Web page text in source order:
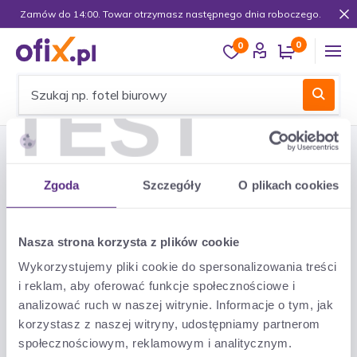
TEST
Zgoda Szczegóły O plikach cookies
Nasza strona korzysta z plików cookie
Wykorzystujemy pliki cookie do spersonalizowania treści
i reklam, aby oferować funkcje społecznościowe i
analizować ruch w naszej witrynie. Informacje o tym, jak
korzystasz z naszej witryny, udostępniamy partnerom
społecznościowym, reklamowym i analitycznym.
Zamów do 14:00. Towar otrzymasz następnego dnia roboczego.
0
Lista zakupów
Moje konto
0
Mój koszyk
500
Login error
WRÓĆ NA STRONĘ GŁÓWNĄ